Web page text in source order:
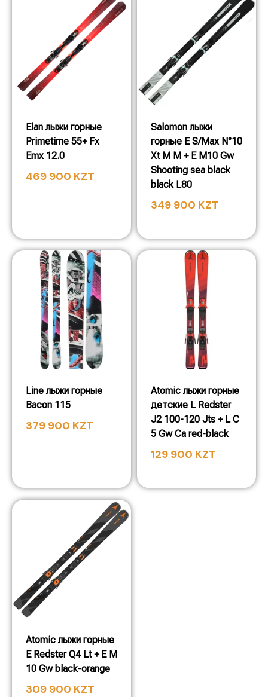
Elan лыжи горные
Primetime 55+ Fx
Emx 12.0
469 900 KZT
Salomon лыжи
горные E S/Max N°10
Xt M M + E M10 Gw
Shooting sea black
black L80
349 900 KZT
Line лыжи горные
Bacon 115
379 900 KZT
Atomic лыжи горные
детские L Redster
J2 100-120 Jts + L C
5 Gw Ca red-black
129 900 KZT
Atomic лыжи горные
E Redster Q4 Lt + E M
10 Gw black-orange
309 900 KZT